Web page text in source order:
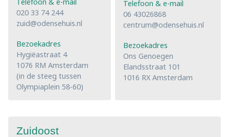
020 33 74 244
zuid@odensehuis.nl
Bezoekadres
Hygiëastraat 4
1076 RM Amsterdam
(in de steeg tussen
Olympiaplein 58-60)
Telefoon & e-mail
06 43026868
centrum@odensehuis.nl
Bezoekadres
Ons Genoegen
Elandsstraat 101
1016 RX Amsterdam
Zuidoost